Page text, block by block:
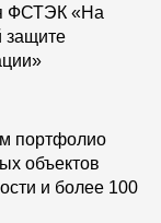
ФСТЭК «На
защите
портфолио
объектов
и более 100